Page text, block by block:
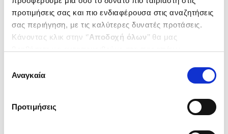
προτιμήσεις σας και πιο ενδιαφέρουσα στις αναζητήσεις
σας περιήγηση, με τις καλύτερες δυνατές προτάσεις.
Κάνοντας κλικ στην ‘’Αποδοχή όλων’’ θα μας
ενδιαφέρουν και να επιλέξετε από τα παρακάτω με την
΄΄και να ενημερωθείτε σχετικά με
συγκατάθεσης
Αναγκαία
Προτιμήσεις